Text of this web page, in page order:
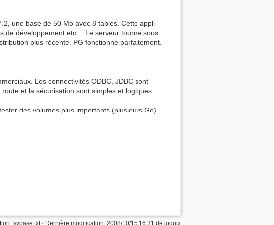
une base de 50 Mo avec 8 tables. Cette appli
de développement etc… Le serveur tourne sous
plus récente. PG fonctionne parfaitement.
Les connectivités ODBC, JDBC sont
et la sécurisation sont simples et logiques.
des volumes plus importants (plusieurs Go)
· Dernière modification: 2008/10/15 16:31 de ioguix